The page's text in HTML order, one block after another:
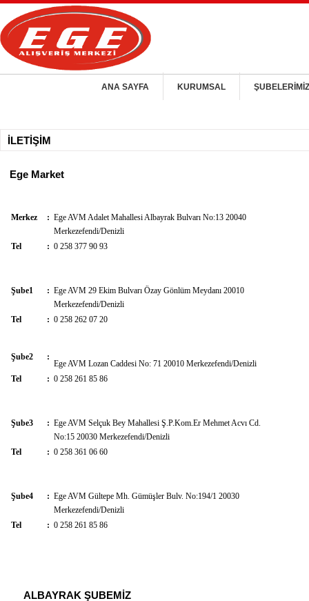
ANA SAYFA KURUMSAL
İLETİŞİM
Ege Market
Merkez : Ege AVM Adalet Mahallesi Albayrak Bulvarı No:13 20040
Merkezefendi/Denizli
Tel
: 0 258 377 90 93
Şube1 : Ege AVM 29 Ekim Bulvarı Özay Gönlüm Meydanı 20010
Merkezefendi/Denizli
Tel
: 0 258 262 07 20
Şube2 :
Ege AVM Lozan Caddesi No: 71 20010 Merkezefendi/Denizli
Tel
: 0 258 261 85 86
Şube3 : Ege AVM Selçuk Bey Mahallesi Ş.P.Kom.Er Mehmet Acvı Cd.
No:15 20030 Merkezefendi/Denizli
Tel
: 0 258 361 06 60
Şube4 : Ege AVM Gültepe Mh. Gümüşler Bulv. No:194/1 20030
Merkezefendi/Denizli
Tel
: 0 258 261 85 86
ALBAYRAK ŞUBEMİZ